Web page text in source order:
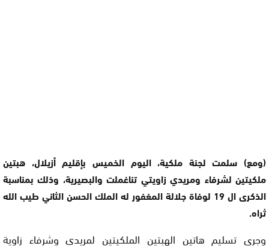
(ومع) سلمت لجنة ملكية، اليوم الخميس بإقليم أزيلال، هبتين
ملكيتين لشرفاء ومريدي زاويتي تناغملت والبصيرية، وذلك بمناسبة
الذكرى ال 19 لوفاة جلالة المغفور له الملك الحسن الثاني طيب الله
ثراه.
وجرى تسليم هاتين الهبتين الملكيتين لمريدي وشرفاء زاوية